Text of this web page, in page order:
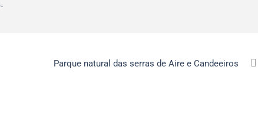
Parque natural das serras de Aire e Candeeiros